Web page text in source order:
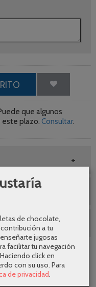
que algunos
este plazo. Consultar.
diseno calidad
promocion|
de chocolate,
a tu
jugosas
facilitar tu navegación
click en
con su uso. Para
de privacidad